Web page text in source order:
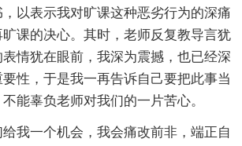
以表示我对旷课这种恶劣行为的深痛
课的决心。其时，老师反复教导言犹
情犹在眼前，我深为震撼，也已经深
性，于是我一再告诉自己要把此事当
能辜负老师对我们的一片苦心。
我一个机会，我会痛改前非，端正自